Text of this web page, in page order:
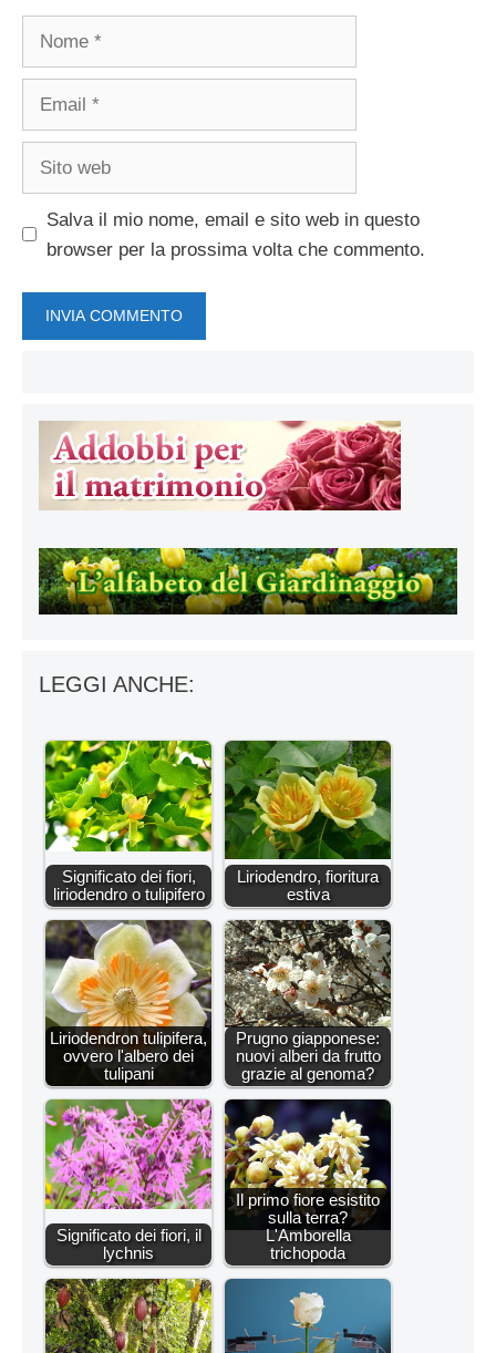
Salva il mio nome, email e sito web in questo
browser per la prossima volta che commento.
LEGGI ANCHE:
Significato dei fiori,
liriodendro o tulipifero
Liriodendro, fioritura
estiva
Liriodendron tulipifera,
ovvero l'albero dei
tulipani
Prugno giapponese:
nuovi alberi da frutto
grazie al genoma?
Significato dei fiori, il
lychnis
Il primo fiore esistito
sulla terra?
L'Amborella
trichopoda